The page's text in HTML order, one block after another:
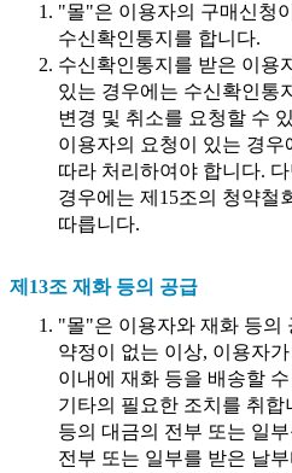
"몰"은 이용자의 구매신청
수신확인통지를 합니다.
수신확인통지를 받은 이용
있는 경우에는 수신확인통
변경 및 취소를 요청할 수
이용자의 요청이 있는 경우
따라 처리하여야 합니다.
경우에는 제15조의 청약철
따릅니다.
제13조 재화 등의 공급
"몰"은 이용자와 재화 등의
약정이 없는 이상, 이용자
이내에 재화 등을 배송할
기타의 필요한 조치를 취
등의 대금의 전부 또는 일
전부 또는 일부를 받은 날